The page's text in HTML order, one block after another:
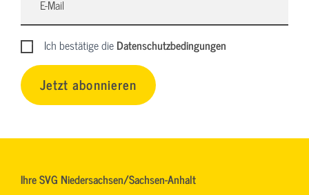
Ich bestätige dieDatenschutzbedingungen
Jetzt abonnieren
Ihre SVG Niedersachsen/Sachsen-Anhalt